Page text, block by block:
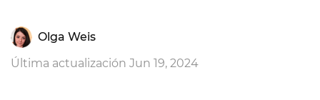
Olga Weis
Última actualización Jun 19, 2024